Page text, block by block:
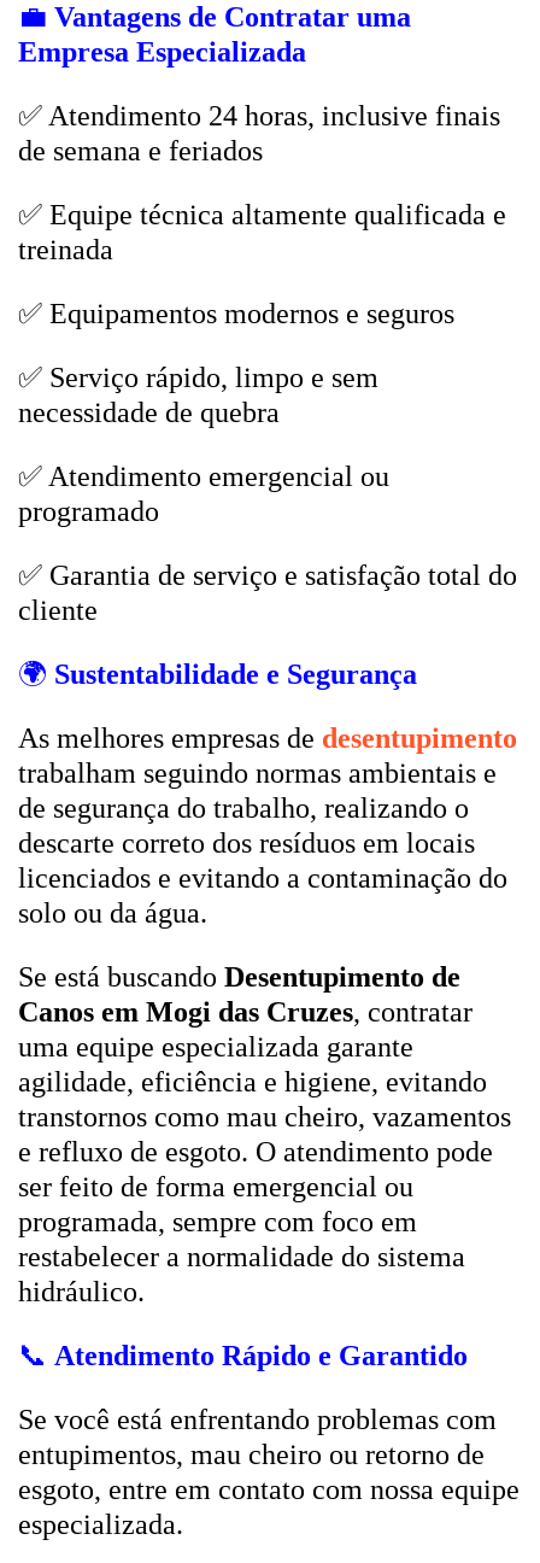
💼 Vantagens de Contratar uma
Empresa Especializada
✅ Atendimento 24 horas, inclusive finais
de semana e feriados
✅ Equipe técnica altamente qualificada e
treinada
✅ Equipamentos modernos e seguros
✅ Serviço rápido, limpo e sem
necessidade de quebra
✅ Atendimento emergencial ou
programado
✅ Garantia de serviço e satisfação total do
cliente
🌍 Sustentabilidade e Segurança
As melhores empresas de desentupimento
trabalham seguindo normas ambientais e
de segurança do trabalho, realizando o
descarte correto dos resíduos em locais
licenciados e evitando a contaminação do
solo ou da água.
Se está buscando Desentupimento de
Canos em Mogi das Cruzes, contratar
uma equipe especializada garante
agilidade, eficiência e higiene, evitando
transtornos como mau cheiro, vazamentos
e refluxo de esgoto. O atendimento pode
ser feito de forma emergencial ou
programada, sempre com foco em
restabelecer a normalidade do sistema
hidráulico.
📞 Atendimento Rápido e Garantido
Se você está enfrentando problemas com
entupimentos, mau cheiro ou retorno de
esgoto, entre em contato com nossa equipe
especializada.